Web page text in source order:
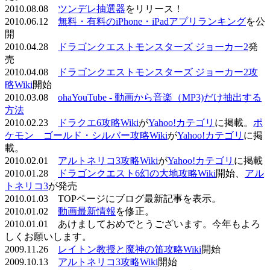
2010.08.08 ツンデレ抽選器をリリース！
2010.06.12 無料・有料のiPhone・iPadアプリランキングを公
開
2010.04.28
ドラゴンクエストモンスターズ ジョーカー2発
売
2010.04.08
ドラゴンクエストモンスターズ ジョーカー2攻
略Wiki開始
2010.03.08 ohaYouTube - 動画から音楽（MP3)だけ抽出する
方法
2010.02.23
ドラクエ6攻略WikiがYahoo!カテゴリ に掲載。 ポ
ケモン ゴールド・シルバー攻略WikiがYahoo!カテゴリ に掲
載。
2010.02.01 アルトネリコ3攻略WikiがYahoo!カテゴリ に掲載
2010.01.28
ドラゴンクエスト6幻の大地攻略Wiki開始、 アル
トネリコ3が発売
2010.01.03 TOPページにブログ最新記事を表示。
2010.01.02 動画最新情報 を修正。
2010.01.01 あけましておめでとうございます。今年もよろ
しくお願いします。
2009.11.26
レイトン教授と魔神の笛攻略Wiki開始
2009.10.13 アルトネリコ3攻略Wiki開始